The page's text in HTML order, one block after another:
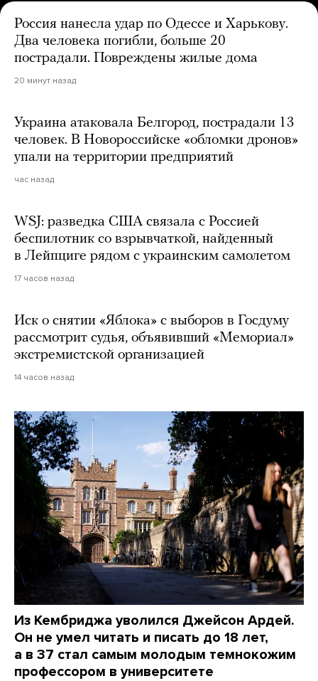
Россия нанесла удар по Одессе и Харькову.
Два человека погибли, больше 20
пострадали. Повреждены жилые дома
20 минут назад
Украина атаковала Белгород, пострадали 13
человек. В Новороссийске «обломки дронов»
упали на территории предприятий
час назад
WSJ: разведка США связала с Россией
беспилотник со взрывчаткой, найденный
в Лейпциге рядом с украинским самолетом
17 часов назад
Иск о снятии «Яблока» с выборов в Госдуму
рассмотрит судья, объявивший «Мемориал»
экстремистской организацией
14 часов назад
Из Кембриджа уволился Джейсон Ардей.
Он не умел читать и писать до 18 лет,
а в 37 стал самым молодым темнокожим
профессором в университете